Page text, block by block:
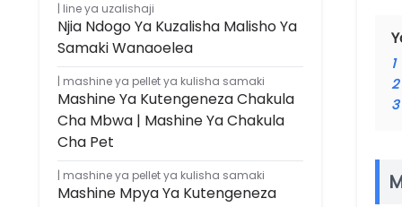
line ya uzalishaji
Njia Ndogo Ya Kuzalisha Malisho Ya
Samaki Wanaoelea
mashine ya pellet ya kulisha samaki
Mashine Ya Kutengeneza Chakula
Cha Mbwa | Mashine Ya Chakula
Cha Pet
mashine ya pellet ya kulisha samaki
Mashine Mpya Ya Kutengeneza
1
2
3